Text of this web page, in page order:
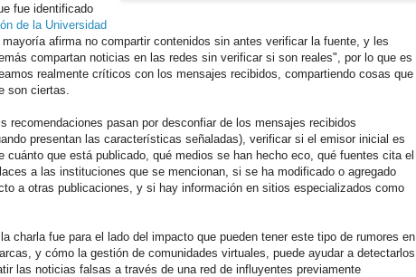
fue identificado
de la Universidad
afirma no compartir contenidos sin antes verificar la fuente, y les
compartan noticias en las redes sin verificar si son reales", por lo que es
realmente críticos con los mensajes recibidos, compartiendo cosas que
son ciertas.
recomendaciones pasan por desconfiar de los mensajes recibidos
presentan las características señaladas), verificar si el emisor inicial es
cuánto que está publicado, qué medios se han hecho eco, qué fuentes cita el
a las instituciones que se mencionan, si se ha modificado o agregado
a otras publicaciones, y si hay información en sitios especializados como
charla fue para el lado del impacto que pueden tener este tipo de rumores en
y cómo la gestión de comunidades virtuales, puede ayudar a detectarlos
las noticias falsas a través de una red de influyentes previamente